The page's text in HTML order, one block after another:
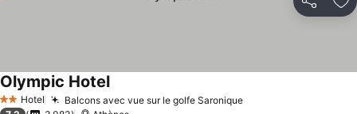
Partager
2 Étoiles
Hotel Balcons avec vue sur le golfe Saronique
Olympic Hotel